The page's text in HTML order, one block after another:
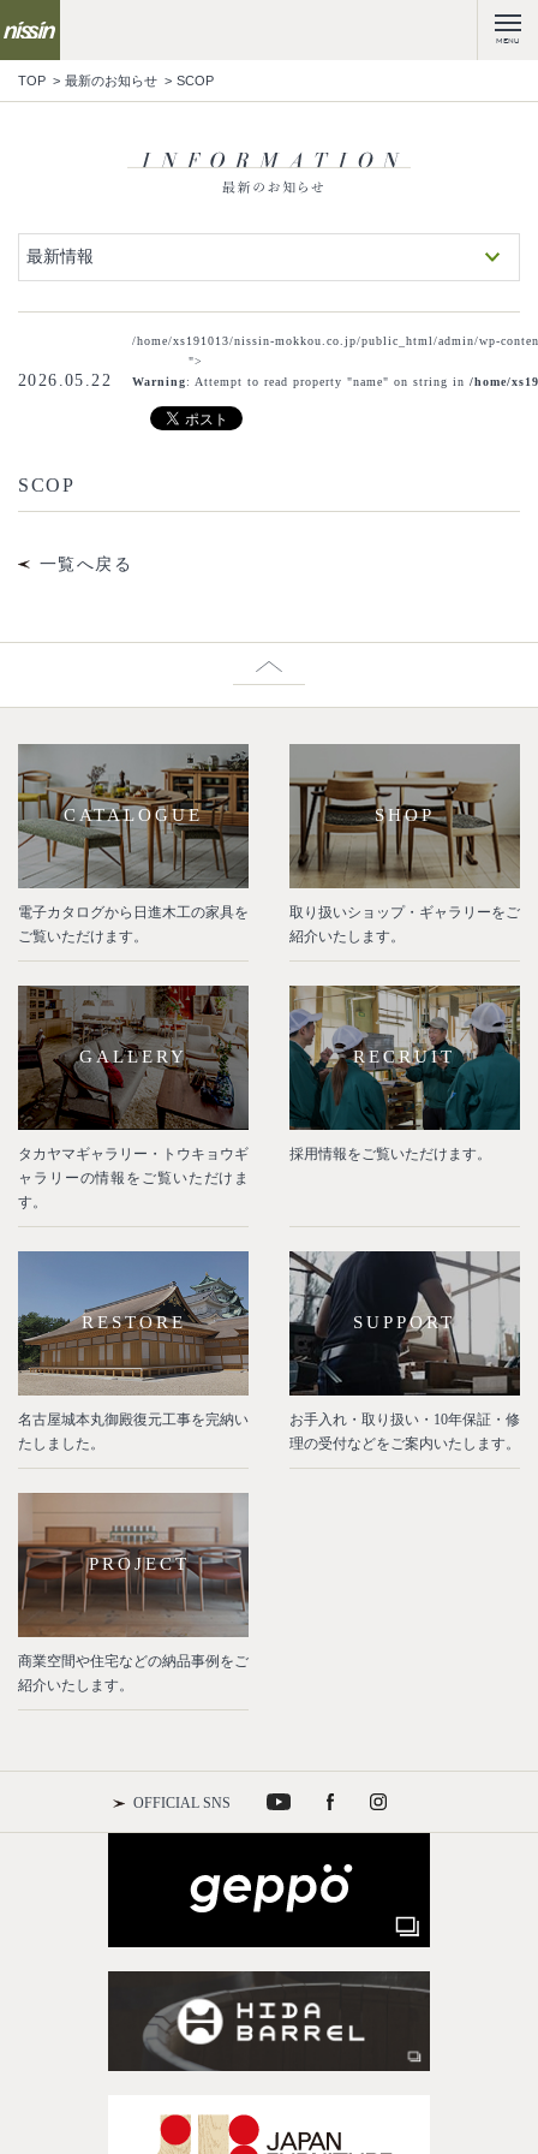
MENU
TOP 最新のお知らせ SCOP
最新情報
2026.05.22
/home/xs191013/nissin-mokkou.co.jp/public_html/admin/wp-
">
Warning: Attempt to read property "name" on string in/home/
SCOP
一覧へ戻る
CATALOGUE
電子カタログから日進木工の家具を
ご覧いただけます。
SHOP
取り扱いショップ・ギャラリーをご
紹介いたします。
GALLERY
タカヤマギャラリー・トウキョウギ
ャラリーの情報をご覧いただけま
す。
RECRUIT
採用情報をご覧いただけます。
RESTORE
名古屋城本丸御殿復元工事を完納い
たしました。
SUPPORT
お手入れ・取り扱い・10年保証・修
理の受付などをご案内いたします。
PROJECT
商業空間や住宅などの納品事例をご
紹介いたします。
OFFICIAL SNS